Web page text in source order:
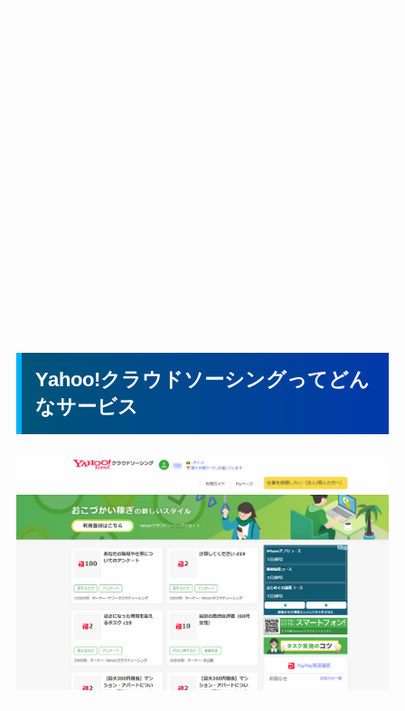
Yahoo!クラウドソーシングってどん
なサービス